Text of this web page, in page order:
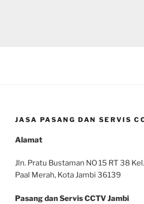
JASA PASANG DAN SERVIS
Alamat
Jln. Pratu Bustaman NO 15 RT 38
Paal Merah, Kota Jambi 36139
Pasang dan Servis CCTV Jambi